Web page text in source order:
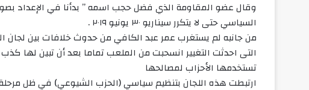
وقال عضو المقاومة الذي فضل حجب اسمه ” بدأنا في الإعداد
السياسي حتى لا يتكرر سيناريو ٣٠ يونيو ٢٠١٩ .
من جانبه لم يستغرب عمر عبد الكافي من حدوث خلافات بين لجان
التى احدثت التغيير انسحبت من الملعب تماما بعد أن تبين لها
تستخدمها الأحزاب لمصالحها
ارتبطت هذه اللجان بتنظيم سياسي (الحزب الشيوعي) في ظل